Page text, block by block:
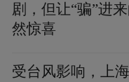
但无论如何，黄
中国处境很淡定
放的同时注意防
剧，但让“骗”进
然惊喜
受台风影响，上